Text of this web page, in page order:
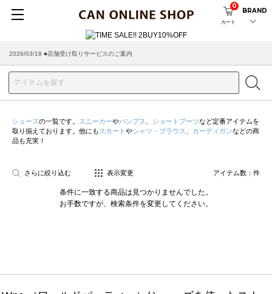
カート
0
BRAND
2026/03/18 ■店舗受け取りサービスのご案内
シューズの一覧です。 スニーカーやパンプス ショートブーツなど定番アイテムを
取り揃えております。他にも スカート やシャツ・ブラウス カーディガンなどの商
品も充実！
さらに絞り込む 表示変更 アイテム数： 件
条件に一致する商品は見つかりませんでした。
お手数ですが、検索条件を変更してください。